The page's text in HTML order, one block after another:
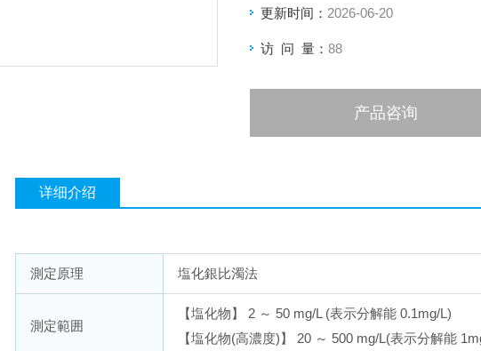
更新时间： 2026-06-20
访 问 量： 88
产品咨询
详细介绍
測定原理 塩化銀比濁法
測定範囲
【塩化物】 2 ～ 50 mg/L (表示分解能 0.1mg/L)
【塩化物(高濃度)】 20 ～ 500 mg/L(表示分解能